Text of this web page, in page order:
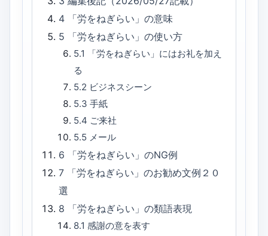
4
「労をねぎらい」の意味
5
「労をねぎらい」の使い方
5.1
「労をねぎらい」にはお礼を加え
る
5.2 ビジネスシーン
5.3 手紙
5.4 ご来社
5.5 メール
6
「労をねぎらい」のNG例
7
「労をねぎらい」のお勧め文例２０
選
8
「労をねぎらい」の類語表現
8.1 感謝の意を表す